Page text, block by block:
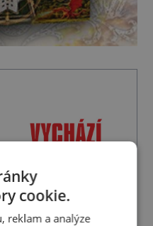
cookie.
reklam a analýze